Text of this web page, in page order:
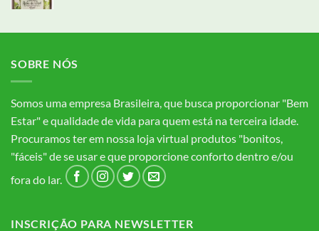
SOBRE NÓS
Somos uma empresa Brasileira, que busca proporcionar "Bem
Estar" e qualidade de vida para quem está na terceira idade.
Procuramos ter em nossa loja virtual produtos "bonitos,
"fáceis" de se usar e que proporcione conforto dentro e/ou
fora do lar.
INSCRIÇÃO PARA NEWSLETTER